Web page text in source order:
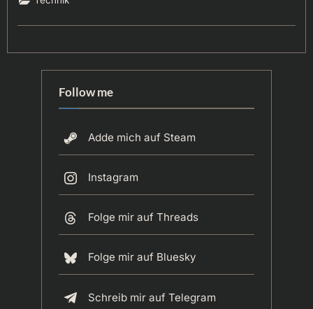
Follow me
Adde mich auf Steam
Instagram
Folge mir auf Threads
Folge mir auf Bluesky
Schreib mir auf Telegram